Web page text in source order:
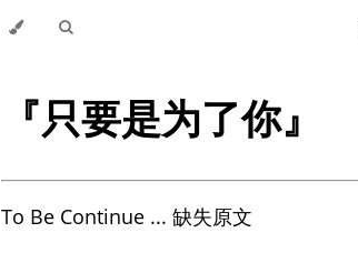
『只要是为了你』
To Be Continue ... 缺失原文